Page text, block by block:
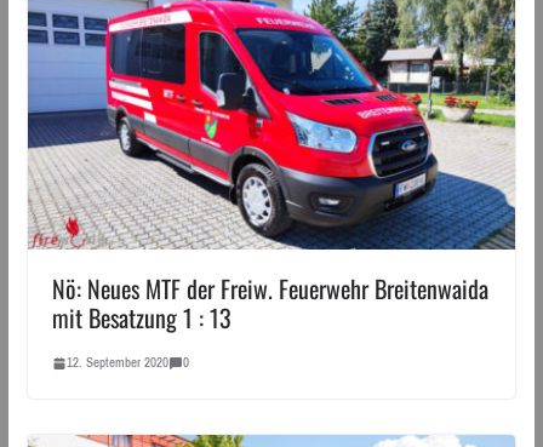
Nö: Neues MTF der Freiw. Feuerwehr Breitenwaida
mit Besatzung 1 : 13
12. September 2020 0